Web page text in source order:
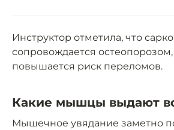
Инструктор отметила, что
сопровождается остеопорозом,
повышается риск переломов.
Какие мышцы выдают
Мышечное увядание заметно